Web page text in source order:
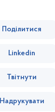
Поділитися
Linkedin
Твітнути
Надрукувати